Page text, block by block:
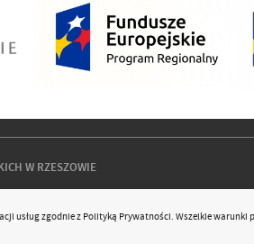
W RZESZOWIE
usług zgodnie z Polityką Prywatności. Wszelkie warunki